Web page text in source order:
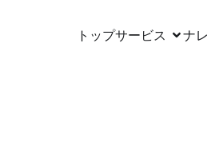
トップサービス ナ